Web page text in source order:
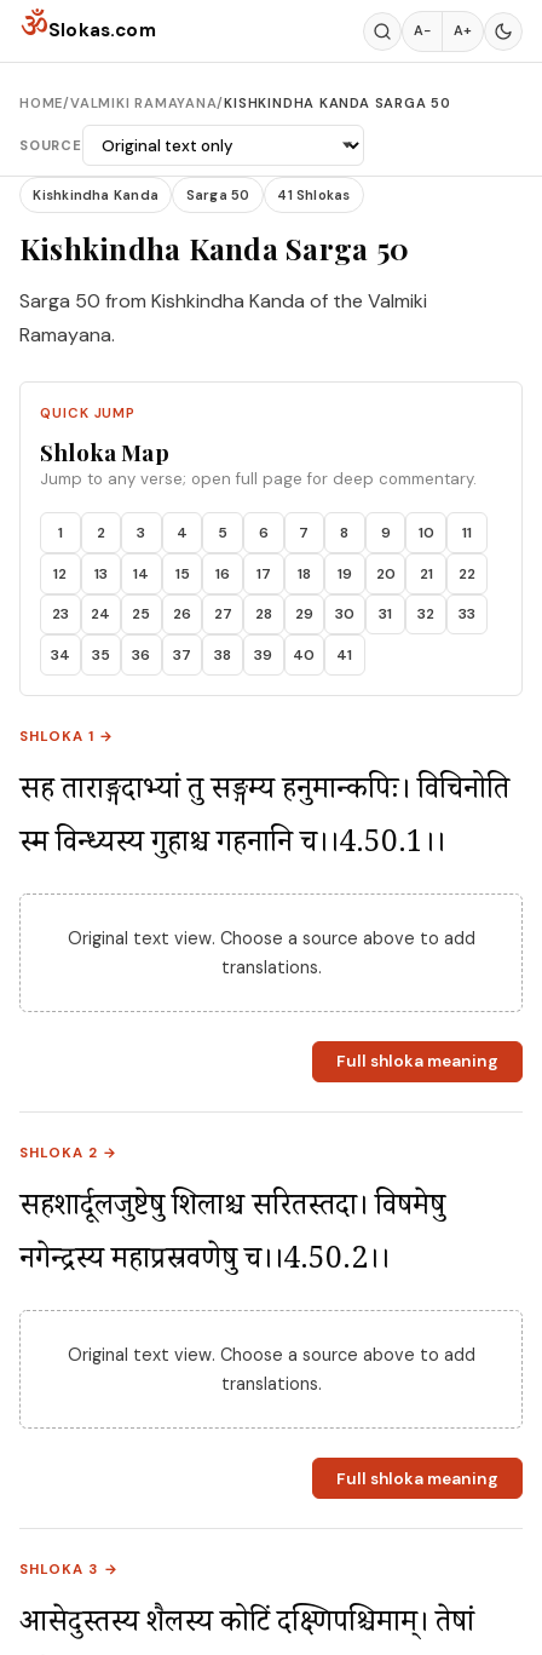
Skip to content
ॐSlokas.com A− A+
HOME/VALMIKI RAMAYANA/KISHKINDHA KANDA SARGA 50
SOURCE
Kishkindha Kanda Sarga 50 41 Shlokas
Kishkindha Kanda Sarga 50
Sarga 50 from Kishkindha Kanda of the Valmiki
Ramayana.
QUICK JUMP
Shloka Map
Jump to any verse; open full page for deep commentary.
1 2 3 4 5 6 7 8 9 10 11
12 13 14 15 16 17 18 19 20 21 22
23 24 25 26 27 28 29 30 31 32 33
34 35 36 37 38 39 40 41
SHLOKA 1 →
सह ताराङ्गदाभ्यां तु सङ्गम्य हनुमान्कपिः। विचिनोति
स्म विन्ध्यस्य गुहाश्च गहनानि च।।4.50.1।।
Original text view. Choose a source above to add
translations.
Full shloka meaning
SHLOKA 2 →
सिंहशार्दूलजुष्टेषु शिलाश्च सरितस्तदा। विषमेषु
नगेन्द्रस्य महाप्रस्रवणेषु च।।4.50.2।।
Original text view. Choose a source above to add
translations.
Full shloka meaning
SHLOKA 3 →
आसेदुस्तस्य शैलस्य कोटिं दक्ष्णिपश्चिमाम्। तेषां